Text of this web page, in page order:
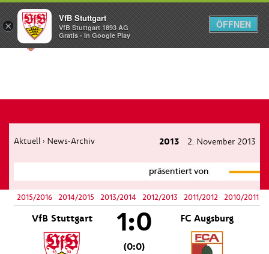
Menü
Aktuell › News-Archiv 2013 2. November 2013
2015/2016 2014/2015 2013/2014 2012/2013 2011/2012 2010/2011
VfB Stuttgart FC Augsburg
1:0
(0:0)
×
VfB Stuttgart
VfB Stuttgart 1893 AG
Gratis - In Google Play
ÖFFNEN